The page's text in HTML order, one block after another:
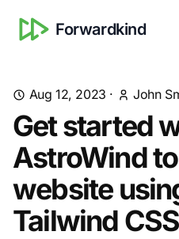
Forwardkind
Aug 12, 2023 · John
Get started
AstroWind
website
Tailwind CSS